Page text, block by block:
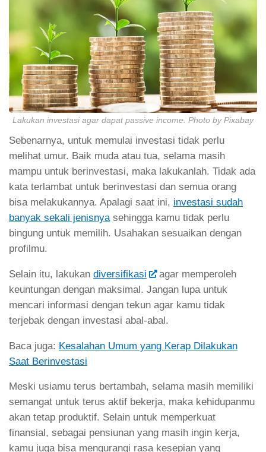
Lakukan investasi agar dapat passive income. Photo by Pixabay
Sebenarnya, untuk memulai investasi tidak perlu
melihat umur. Baik muda atau tua, selama masih
mampu untuk berinvestasi, maka lakukanlah. Tidak ada
kata terlambat untuk berinvestasi dan semua orang
bisa melakukannya. Apalagi saat ini, investasi sudah
banyak sekali jenisnyasehingga kamu tidak perlu
bingung untuk memilih. Usahakan sesuaikan dengan
profilmu.
Selain itu, lakukan diversifikasi
agar memperoleh
keuntungan dengan maksimal. Jangan lupa untuk
mencari informasi dengan tekun agar kamu tidak
terjebak dengan investasi abal-abal.
Baca juga: Kesalahan Umum yang Kerap Dilakukan
Saat Berinvestasi
Meski usiamu terus bertambah, selama masih memiliki
semangat untuk terus aktif bekerja, maka kehidupanmu
akan tetap produktif. Selain untuk memperkuat
finansial, sebagai pensiunan yang masih ingin kerja,
kamu juga bisa mengurangi rasa kesepian yang